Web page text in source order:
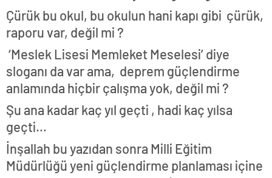
Çürük bu okul, bu okulun hani kapı gibi çürük,
raporu var, değil mi ?
‘Meslek Lisesi Memleket Meselesi’ diye
sloganı da var ama, deprem güçlendirme
anlamında hiçbir çalışma yok, değil mi ?
Şu ana kadar kaç yıl geçti , hadi kaç yılsa
geçti…
İnşallah bu yazıdan sonra Milli Eğitim
Müdürlüğü yeni güçlendirme planlaması içine